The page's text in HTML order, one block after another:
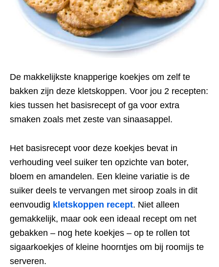
De makkelijkste knapperige koekjes om zelf te
bakken zijn deze kletskoppen. Voor jou 2 recepten:
kies tussen het basisrecept of ga voor extra
smaken zoals met zeste van sinaasappel.
Het basisrecept voor deze koekjes bevat in
verhouding veel suiker ten opzichte van boter,
bloem en amandelen. Een kleine variatie is de
suiker deels te vervangen met siroop zoals in dit
eenvoudig kletskoppen recept. Niet alleen
gemakkelijk, maar ook een ideaal recept om net
gebakken – nog hete koekjes – op te rollen tot
sigaarkoekjes of kleine hoorntjes om bij roomijs te
serveren.